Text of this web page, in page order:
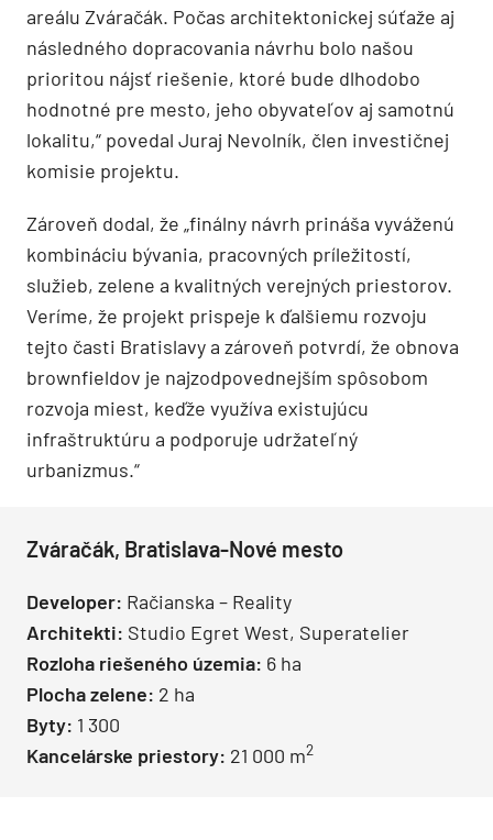
areálu Zváračák. Počas architektonickej súťaže aj
následného dopracovania návrhu bolo našou
prioritou nájsť riešenie, ktoré bude dlhodobo
hodnotné pre mesto, jeho obyvateľov aj samotnú
lokalitu,“ povedal Juraj Nevolník, člen investičnej
komisie projektu.
Zároveň dodal, že „finálny návrh prináša vyváženú
kombináciu bývania, pracovných príležitostí,
služieb, zelene a kvalitných verejných priestorov.
Veríme, že projekt prispeje k ďalšiemu rozvoju
tejto časti Bratislavy a zároveň potvrdí, že obnova
brownfieldov je najzodpovednejším spôsobom
rozvoja miest, keďže využíva existujúcu
infraštruktúru a podporuje udržateľný
urbanizmus.“
Zváračák, Bratislava-Nové mesto
Developer: Račianska – Reality
Architekti: Studio Egret West, Superatelier
Rozloha riešeného územia: 6 ha
Plocha zelene: 2 ha
Byty: 1 300
Kancelárske priestory: 21 000 m2